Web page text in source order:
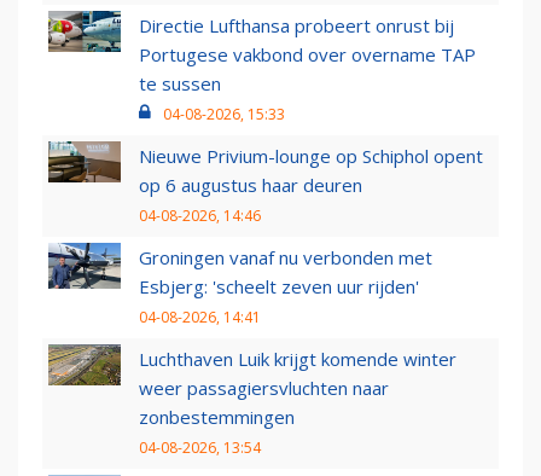
Directie Lufthansa probeert onrust bij
Portugese vakbond over overname TAP
te sussen
04-08-2026, 15:33
Nieuwe Privium-lounge op Schiphol opent
op 6 augustus haar deuren
04-08-2026, 14:46
Groningen vanaf nu verbonden met
Esbjerg: 'scheelt zeven uur rijden'
04-08-2026, 14:41
Luchthaven Luik krijgt komende winter
weer passagiersvluchten naar
zonbestemmingen
04-08-2026, 13:54